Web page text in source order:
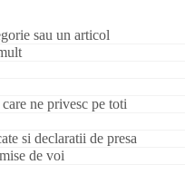
sau un articol
ne privesc pe toti
si declaratii de presa
de voi